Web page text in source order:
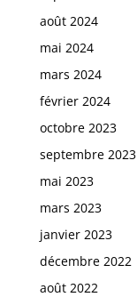
août 2024
mai 2024
mars 2024
février 2024
octobre 2023
septembre 2023
mai 2023
mars 2023
janvier 2023
décembre 2022
août 2022